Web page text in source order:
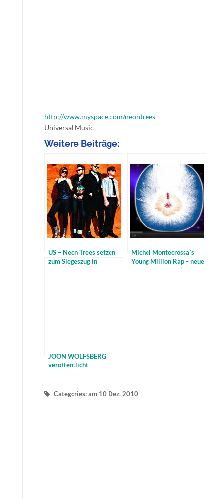
http://www.myspace.com/neontrees
Universal Music
Weitere Beiträge:
US – Neon Trees setzen
zum Siegeszug in
Michel Montecrossa´s
Young Million Rap – neue
JOON WOLFSBERG
veröffentlicht
Categories: am 10 Dez. 2010